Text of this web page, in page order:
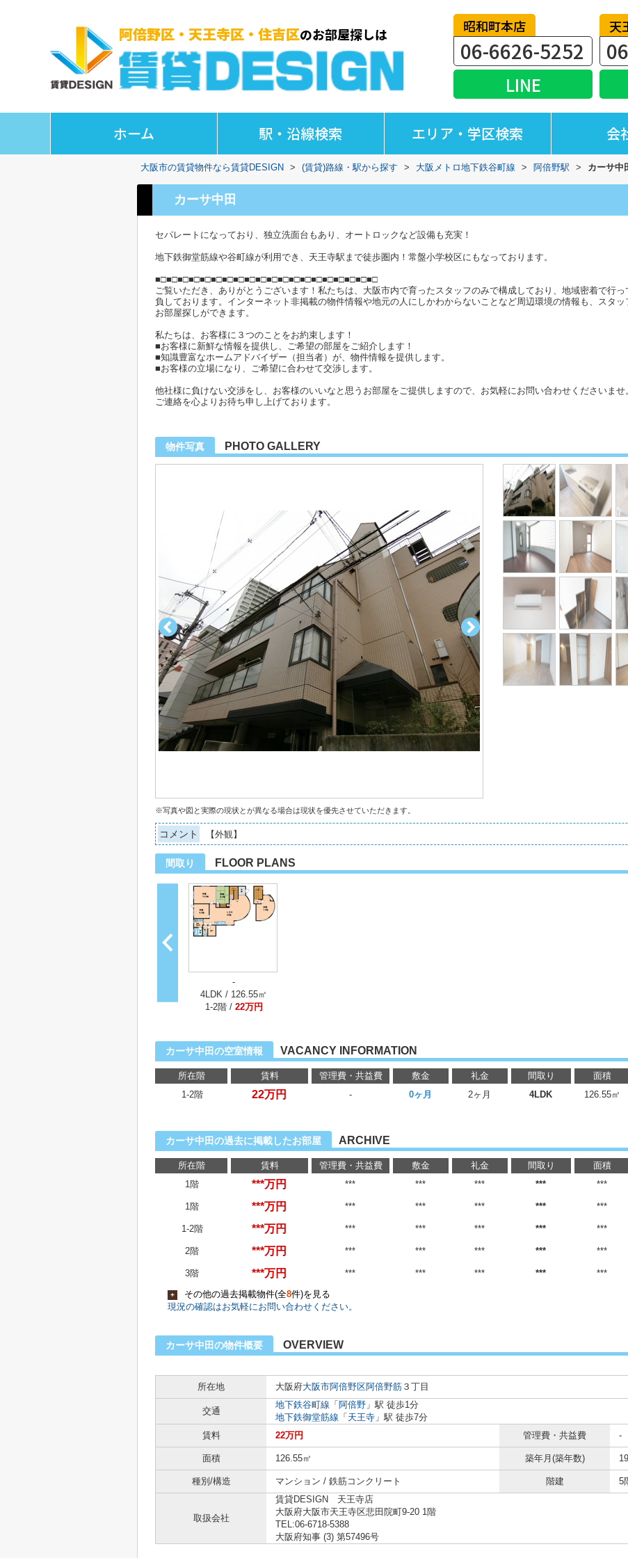
昭和町本店
06-6626-5252
LINE
天
ホーム 駅・沿線検索 エリア・学区検索 会
大阪市の賃貸物件なら賃貸DESIGN > (賃貸)路線・駅から探す > 大阪メトロ地下鉄谷町線 > 阿倍野駅 > カーサ中
カーサ中田
セパレートになっており、独立洗面台もあり、オートロックなど設備も充実！
地下鉄御堂筋線や谷町線が利用でき、天王寺駅まで徒歩圏内！常盤小学校区にもなっております。
■□■□■□■□■□■□■□■□■□■□■□■□■□■□■□■□■□■□■□■□
ご覧いただき、ありがとうございます！私たちは、大阪市内で育ったスタッフのみで構成しており、地域密着で行
負しております。インターネット非掲載の物件情報や地元の人にしかわからないことなど周辺環境の情報も、スタ
お部屋探しができます。
私たちは、お客様に３つのことをお約束します！
■お客様に新鮮な情報を提供し、ご希望の部屋をご紹介します！
■知識豊富なホームアドバイザー（担当者）が、物件情報を提供します。
■お客様の立場になり、ご希望に合わせて交渉します。
他社様に負けない交渉をし、お客様のいいなと思うお部屋をご提供しますので、お気軽にお問い合わせくださいませ
ご連絡を心よりお待ち申し上げております。
物件写真 PHOTO GALLERY
※写真や図と実際の現状とが異なる場合は現状を優先させていただきます。
コメント 【外観】
間取り FLOOR PLANS
-
4LDK / 126.55㎡
1-2階 / 22万円
カーサ中田の空室情報 VACANCY INFORMATION
所在階 賃料 管理費・共益費 敷金 礼金 間取り 面積
1-2階
22万円 - 0ヶ月 2ヶ月 4LDK 126.55㎡
カーサ中田の過去に掲載したお部屋 ARCHIVE
所在階 賃料 管理費・共益費 敷金 礼金 間取り 面積
1階
***万円 *** *** *** *** ***
1階 ***万円 *** *** *** *** ***
1-2階 ***万円 *** *** *** *** ***
2階 ***万円 *** *** *** *** ***
3階 ***万円 *** *** *** *** ***
+ その他の過去掲載物件(全8件)を見る
現況の確認はお気軽にお問い合わせください。
カーサ中田の物件概要 OVERVIEW
所在地
大阪府大阪市阿倍野区阿倍野筋 ３丁目
交通
地下鉄谷町線 「 阿倍野 」駅 徒歩1分
地下鉄御堂筋線 「 天王寺 」駅 徒歩7分
賃料
22万円 管理費・共益費 -
面積 126.55㎡ 築年月(築年数)
種別/構造 マンション / 鉄筋コンクリート 階建 5
取扱会社
賃貸DESIGN 天王寺店
大阪府大阪市天王寺区悲田院町9-20 1階
TEL:06-6718-5388
大阪府知事 (3) 第57496号